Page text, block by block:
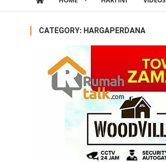
CATEGORY: HARGAPERDANA